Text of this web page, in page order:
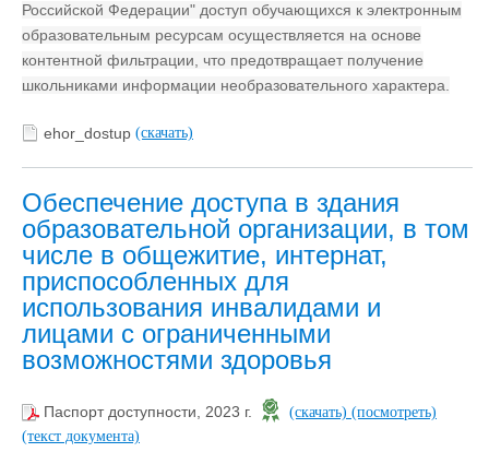
Российской Федерации" доступ обучающихся к электронным
образовательным ресурсам осуществляется на основе
контентной фильтрации, что предотвращает получение
школьниками информации необразовательного характера.
ehor_dostup (скачать)
Обеспечение доступа в здания
образовательной организации, в том
числе в общежитие, интернат,
приспособленных для
использования инвалидами и
лицами с ограниченными
возможностями здоровья
Паспорт доступности, 2023 г. (скачать) (посмотреть)
(текст документа)